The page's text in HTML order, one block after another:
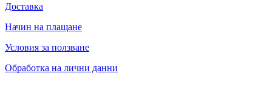
Доставка
Начин на плащане
Условия за ползване
Обработка на лични данни